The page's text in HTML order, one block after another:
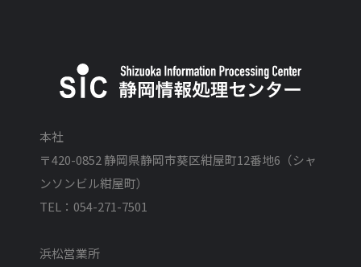
資料請求
本社
〒420-0852 静岡県静岡市葵区紺屋町12番地6（シャ
ンソンビル紺屋町）
TEL：054-271-7501
浜松営業所